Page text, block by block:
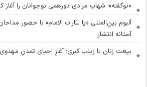
«نوگفته»؛ شهاب مرادی دورهمی نوجوانان را آغاز کرد
آلبوم بین‌المللی «یا لثارات الامام» با حضور
آستانه انتشار
بیعت زنان با زینب کبری؛ آغازِ احیای تمدنِ